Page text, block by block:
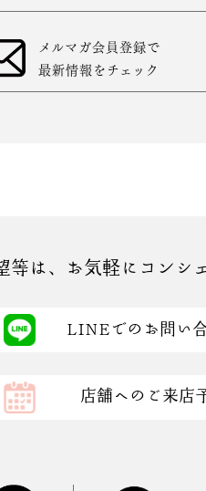
メルマガ会員登録で
最新情報をチェック
等は、お気軽にコンシ
LINEでのお問い
店舗へのご来店